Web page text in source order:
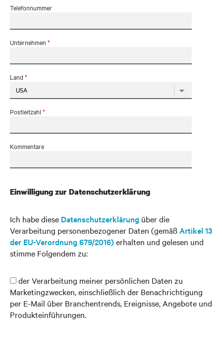
Telefonnummer
Unternehmen *
Land *
Postleitzahl *
Kommentare
Einwilligung zur Datenschutzerklärung
Ich habe diese Datenschutzerklärung über die
Verarbeitung personenbezogener Daten (gemäß Artikel 13
der EU-Verordnung 679/2016)erhalten und gelesen und
stimme Folgendem zu:
der Verarbeitung meiner persönlichen Daten zu
Marketingzwecken, einschließlich der Benachrichtigung
per E-Mail über Branchentrends, Ereignisse, Angebote und
Produkteinführungen.